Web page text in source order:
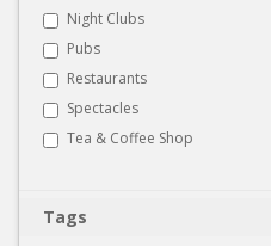
Night Clubs
Pubs
Restaurants
Spectacles
Tea & Coffee Shop
Tags